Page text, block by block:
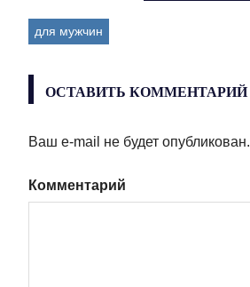
по
записям
для мужчин
ОСТАВИТЬ КОММЕНТАРИЙ
Ваш e-mail не будет опубликован.
Комментарий